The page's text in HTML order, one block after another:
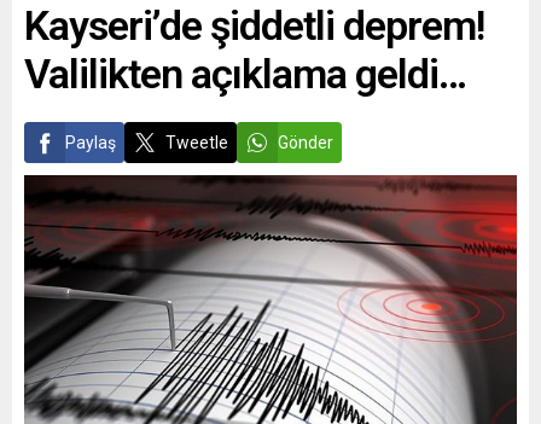
Kayseri’de şiddetli deprem!
Valilikten açıklama geldi…
Paylaş Tweetle Gönder